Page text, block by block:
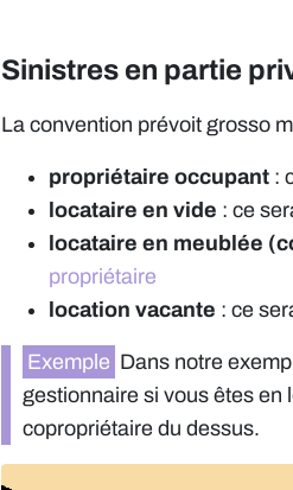
Sinistres en partie
La convention prévoit grosso
propriétaire occupant:
locataire en vide : ce
locataire en meublée
propriétaire
location vacante : ce
Exemple Dans notre
gestionnaire si vous êtes en
copropriétaire du dessus.